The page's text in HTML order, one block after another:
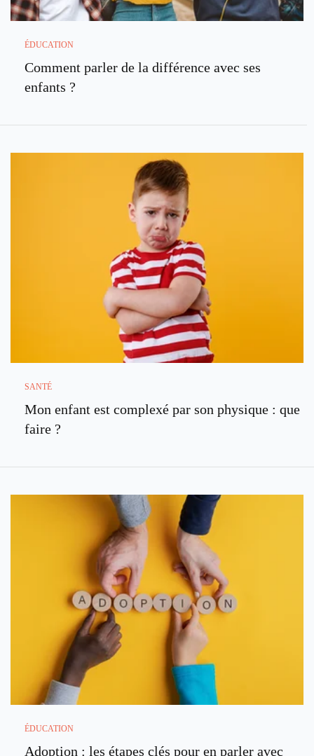
ÉDUCATION
Comment parler de la différence avec ses
enfants ?
SANTÉ
Mon enfant est complexé par son physique : que
faire ?
ÉDUCATION
Adoption : les étapes clés pour en parler avec